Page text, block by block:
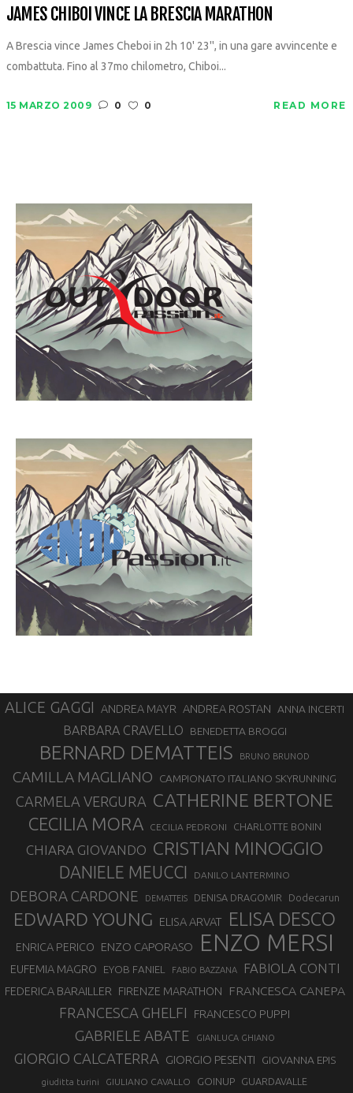
JAMES CHIBOI VINCE LA BRESCIA MARATHON
A Brescia vince James Cheboi in 2h 10' 23'', in una gare avvincente e
combattuta. Fino al 37mo chilometro, Chiboi...
15 MARZO 2009 0 0 READ MORE
ALICE GAGGI ANDREA MAYR ANDREA ROSTAN ANNA INCERTI
BARBARA CRAVELLO BENEDETTA BROGGI
BERNARD DEMATTEIS BRUNO BRUNOD
CAMILLA MAGLIANO CAMPIONATO ITALIANO SKYRUNNING
CARMELA VERGURA CATHERINE BERTONE
CECILIA MORA CECILIA PEDRONI CHARLOTTE BONIN
CHIARA GIOVANDO CRISTIAN MINOGGIO
DANIELE MEUCCI DANILO LANTERMINO
DEBORA CARDONE DEMATTEIS DENISA DRAGOMIR Dodecarun
EDWARD YOUNG ELISA ARVAT ELISA DESCO
ENRICA PERICO ENZO CAPORASO ENZO MERSI
EUFEMIA MAGRO EYOB FANIEL FABIO BAZZANA FABIOLA CONTI
FEDERICA BARAILLER FIRENZE MARATHON FRANCESCA CANEPA
FRANCESCA GHELFI FRANCESCO PUPPI
GABRIELE ABATE GIANLUCA GHIANO
GIORGIO CALCATERRA GIORGIO PESENTI GIOVANNA EPIS
giuditta turini GIULIANO CAVALLO GOINUP GUARDAVALLE